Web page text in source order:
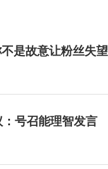
是故意让粉丝失望
号召能理智发言